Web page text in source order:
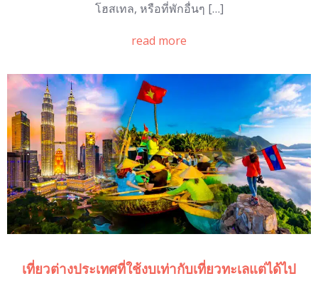
โฮสเทล, หรือที่พักอื่นๆ […]
read more
เที่ยวต่างประเทศที่ใช้งบเท่ากับเที่ยวทะเลแต่ได้ไป